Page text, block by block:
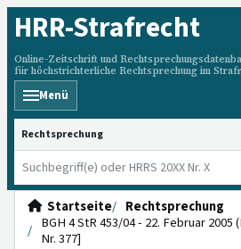
HRR-Strafrecht
Online-Zeitschrift und
für höchstrichterliche Rechtsprechung im
Menü
HRRS durchsuchen
Startseite
Rechtsprechung
BGH 4 StR 453/04 - 22. Februar 2005
Nr. 377]